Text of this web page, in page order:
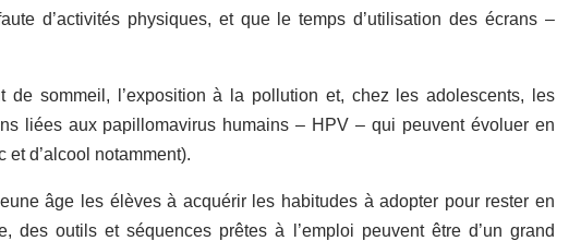
d’activités physiques, et que le temps d’utilisation des écrans –
de sommeil, l’exposition à la pollution et, chez les adolescents, les
liées aux papillomavirus humains – HPV – qui peuvent évoluer en
d’alcool notamment).
âge les élèves à acquérir les habitudes à adopter pour rester en
des outils et séquences prêtes à l’emploi peuvent être d’un grand